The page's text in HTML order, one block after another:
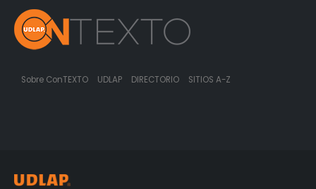
Sobre ConTEXTO UDLAP DIRECTORIO SITIOS A-Z